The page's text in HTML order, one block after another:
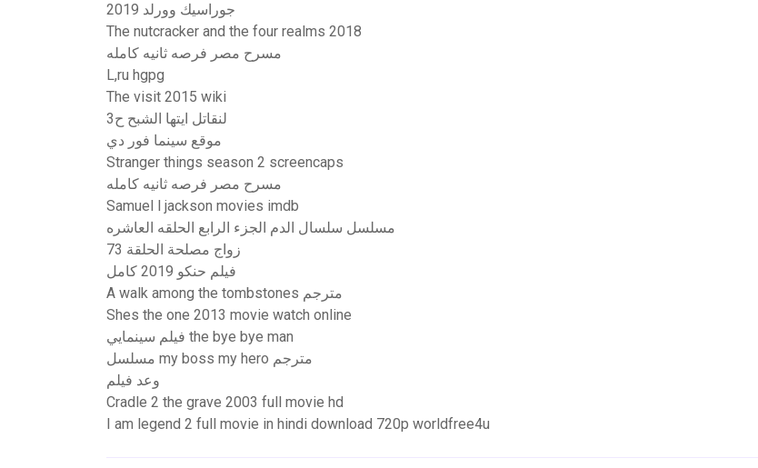
جوراسيك وورلد 2019
The nutcracker and the four realms 2018
مسرح مصر فرصه ثانيه كامله
L,ru hgpg
The visit 2015 wiki
لنقاتل ايتها الشبح ح3
موقع سينما فور دي
Stranger things season 2 screencaps
مسرح مصر فرصه ثانيه كامله
Samuel l jackson movies imdb
مسلسل سلسال الدم الجزء الرابع الحلقه العاشره
زواج مصلحة الحلقة 73
فيلم حنكو 2019 كامل
A walk among the tombstones مترجم
Shes the one 2013 movie watch online
فيلم سينمايي the bye bye man
مسلسل my boss my hero مترجم
وعد فيلم
Cradle 2 the grave 2003 full movie hd
I am legend 2 full movie in hindi download 720p worldfree4u